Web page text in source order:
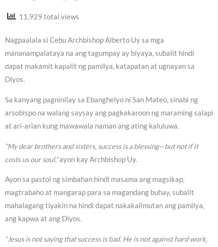
11,929 total views
Nagpaalala si Cebu Archbishop Alberto Uy sa mga
mananampalataya na ang tagumpay ay biyaya, subalit hindi
dapat makamit kapalit ng pamilya, katapatan at ugnayan sa
Diyos.
Sa kanyang pagninilay sa Ebanghelyo ni San Mateo, sinabi ng
arsobispo na walang saysay ang pagkakaroon ng maraming salapi
at ari-arian kung mawawala naman ang ating kaluluwa.
“My dear brothers and sisters, success is a blessing—but not if it
costs us our soul,”ayon kay Archbishop Uy.
Ayon sa pastol ng simbahan hindi masama ang magsikap,
magtrabaho at mangarap para sa magandang buhay, subalit
mahalagang tiyakin na hindi dapat nakakalimutan ang pamilya,
ang kapwa at ang Diyos.
“Jesus is not saying that success is bad. He is not against hard work,